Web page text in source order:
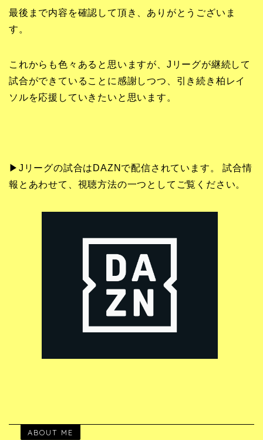
最後まで内容を確認して頂き、ありがとうございま
す。
これからも色々あると思いますが、Jリーグが継続して
試合ができていることに感謝しつつ、引き続き柏レイ
ソルを応援していきたいと思います。
▶Jリーグの試合はDAZNで配信されています。 試合情
報とあわせて、視聴方法の一つとしてご覧ください。
ABOUT ME